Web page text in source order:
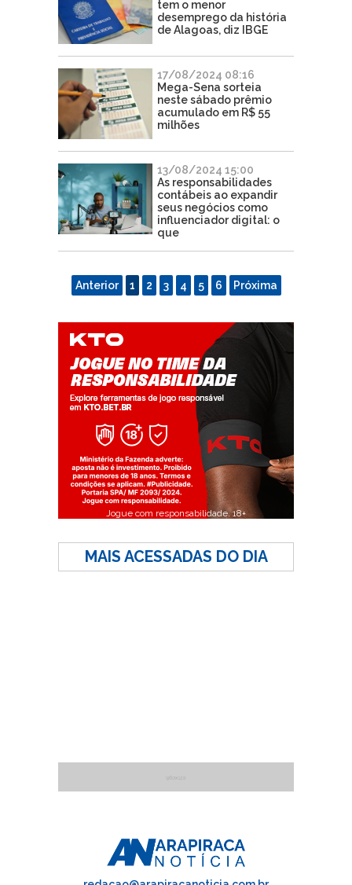
tem o menor
desemprego da história
de Alagoas, diz IBGE
17/08/2024 08:16
Mega-Sena sorteia
neste sábado prêmio
acumulado em R$ 55
milhões
13/08/2024 15:00
As responsabilidades
contábeis ao expandir
seus negócios como
influenciador digital: o
que
Anterior 1 2 3 4 5 6 Próxima
Jogue com responsabilidade. 18+
MAIS ACESSADAS DO DIA